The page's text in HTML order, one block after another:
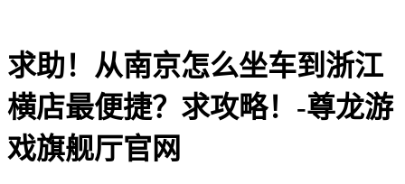
求助！从南京怎么坐车到浙江
横店最便捷？求攻略！-尊龙游
戏旗舰厅官网